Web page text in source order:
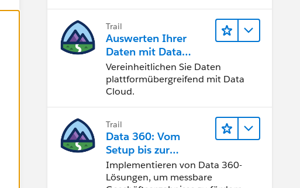
Trail
Auswerten Ihrer
Daten mit Data
Cloud
Vereinheitlichen Sie Daten
plattformübergreifend mit Data
Cloud.
Trail
Data 360: Vom
Setup bis zur
Aktivierung
Implementieren von Data 360-
Lösungen, um messbare